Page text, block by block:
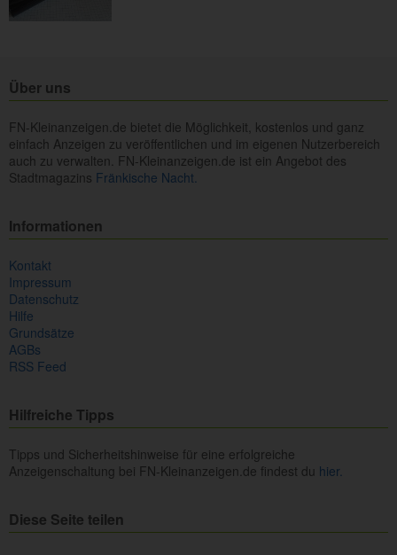
Über uns
FN-Kleinanzeigen.de bietet die Möglichkeit, kostenlos und ganz
einfach Anzeigen zu veröffentlichen und im eigenen Nutzerbereich
auch zu verwalten. FN-Kleinanzeigen.de ist ein Angebot des
Stadtmagazins Fränkische Nacht.
Informationen
Kontakt
Impressum
Datenschutz
Hilfe
Grundsätze
AGBs
RSS Feed
Hilfreiche Tipps
Tipps und Sicherheitshinweise für eine erfolgreiche
Anzeigenschaltung bei FN-Kleinanzeigen.de findest du hier.
Diese Seite teilen